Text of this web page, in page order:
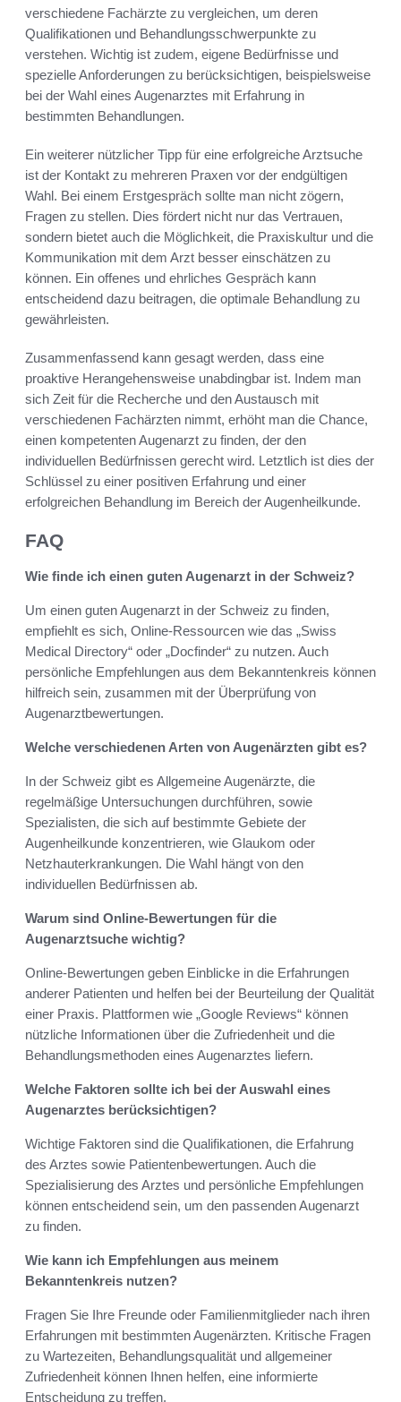
verschiedene Fachärzte zu vergleichen, um deren
Qualifikationen und Behandlungsschwerpunkte zu
verstehen. Wichtig ist zudem, eigene Bedürfnisse und
spezielle Anforderungen zu berücksichtigen, beispielsweise
bei der Wahl eines Augenarztes mit Erfahrung in
bestimmten Behandlungen.
Ein weiterer nützlicher Tipp für eine erfolgreiche Arztsuche
ist der Kontakt zu mehreren Praxen vor der endgültigen
Wahl. Bei einem Erstgespräch sollte man nicht zögern,
Fragen zu stellen. Dies fördert nicht nur das Vertrauen,
sondern bietet auch die Möglichkeit, die Praxiskultur und die
Kommunikation mit dem Arzt besser einschätzen zu
können. Ein offenes und ehrliches Gespräch kann
entscheidend dazu beitragen, die optimale Behandlung zu
gewährleisten.
Zusammenfassend kann gesagt werden, dass eine
proaktive Herangehensweise unabdingbar ist. Indem man
sich Zeit für die Recherche und den Austausch mit
verschiedenen Fachärzten nimmt, erhöht man die Chance,
einen kompetenten Augenarzt zu finden, der den
individuellen Bedürfnissen gerecht wird. Letztlich ist dies der
Schlüssel zu einer positiven Erfahrung und einer
erfolgreichen Behandlung im Bereich der Augenheilkunde.
FAQ
Wie finde ich einen guten Augenarzt in der Schweiz?
Um einen guten Augenarzt in der Schweiz zu finden,
empfiehlt es sich, Online-Ressourcen wie das „Swiss
Medical Directory“ oder „Docfinder“ zu nutzen. Auch
persönliche Empfehlungen aus dem Bekanntenkreis können
hilfreich sein, zusammen mit der Überprüfung von
Augenarztbewertungen.
Welche verschiedenen Arten von Augenärzten gibt es?
In der Schweiz gibt es Allgemeine Augenärzte, die
regelmäßige Untersuchungen durchführen, sowie
Spezialisten, die sich auf bestimmte Gebiete der
Augenheilkunde konzentrieren, wie Glaukom oder
Netzhauterkrankungen. Die Wahl hängt von den
individuellen Bedürfnissen ab.
Warum sind Online-Bewertungen für die
Augenarztsuche wichtig?
Online-Bewertungen geben Einblicke in die Erfahrungen
anderer Patienten und helfen bei der Beurteilung der Qualität
einer Praxis. Plattformen wie „Google Reviews“ können
nützliche Informationen über die Zufriedenheit und die
Behandlungsmethoden eines Augenarztes liefern.
Welche Faktoren sollte ich bei der Auswahl eines
Augenarztes berücksichtigen?
Wichtige Faktoren sind die Qualifikationen, die Erfahrung
des Arztes sowie Patientenbewertungen. Auch die
Spezialisierung des Arztes und persönliche Empfehlungen
können entscheidend sein, um den passenden Augenarzt
zu finden.
Wie kann ich Empfehlungen aus meinem
Bekanntenkreis nutzen?
Fragen Sie Ihre Freunde oder Familienmitglieder nach ihren
Erfahrungen mit bestimmten Augenärzten. Kritische Fragen
zu Wartezeiten, Behandlungsqualität und allgemeiner
Zufriedenheit können Ihnen helfen, eine informierte
Entscheidung zu treffen.